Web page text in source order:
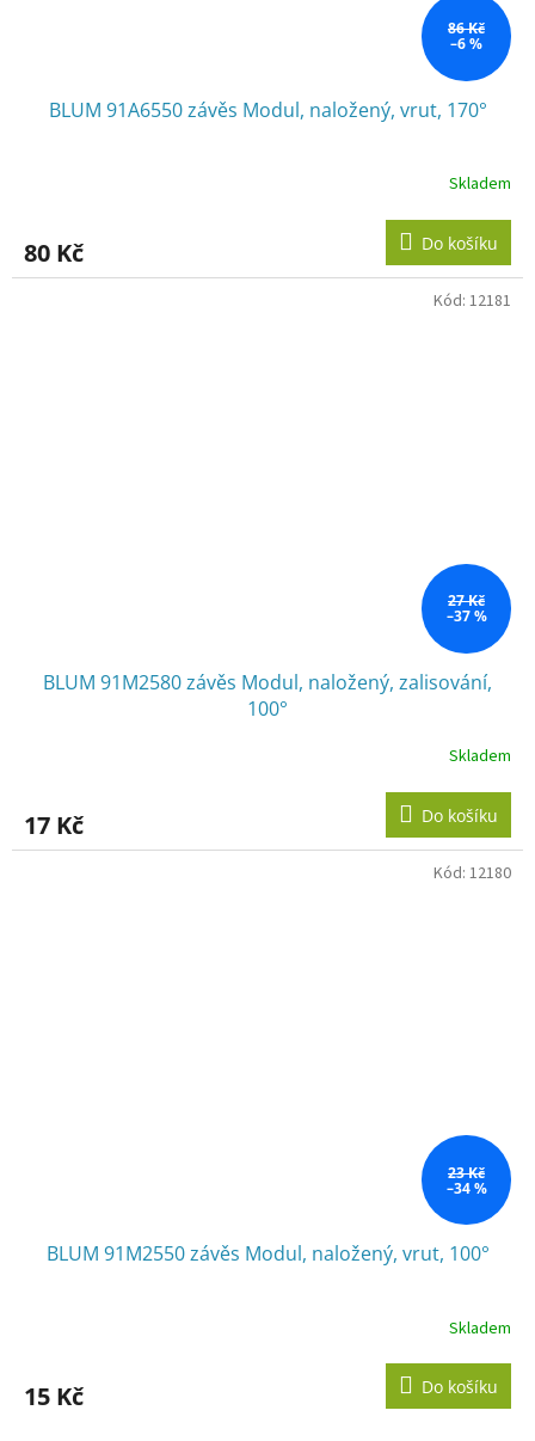
86 Kč
–6 %
BLUM 91A6550 závěs Modul, naložený, vrut, 170°
Skladem
80 Kč Do košíku
27 Kč
–37 %
BLUM 91M2580 závěs Modul, naložený, zalisování,
100°
Skladem
17 Kč Do košíku
Kód: 12181
23 Kč
–34 %
BLUM 91M2550 závěs Modul, naložený, vrut, 100°
Skladem
15 Kč Do košíku
Kód: 12180